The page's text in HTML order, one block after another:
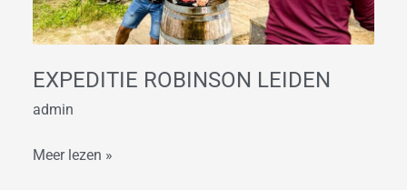
EXPEDITIE ROBINSON LEIDEN
admin
Meer lezen »